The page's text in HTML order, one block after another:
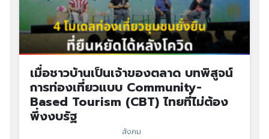
เมื่อชาวบ้านเป็นเจ้าของตลาด บทพิสูจน์
การท่องเที่ยวแบบ Community-
Based Tourism (CBT) ไทยที่ไม่ต้อง
พึ่งงบรัฐ
สังคม